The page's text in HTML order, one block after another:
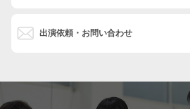
出演依頼・お問い合わせ